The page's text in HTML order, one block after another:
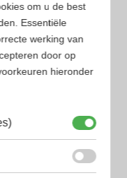
vergelijken prijzen
je favoriete
om u de best
Essentiële
werking van
door op
hieronder